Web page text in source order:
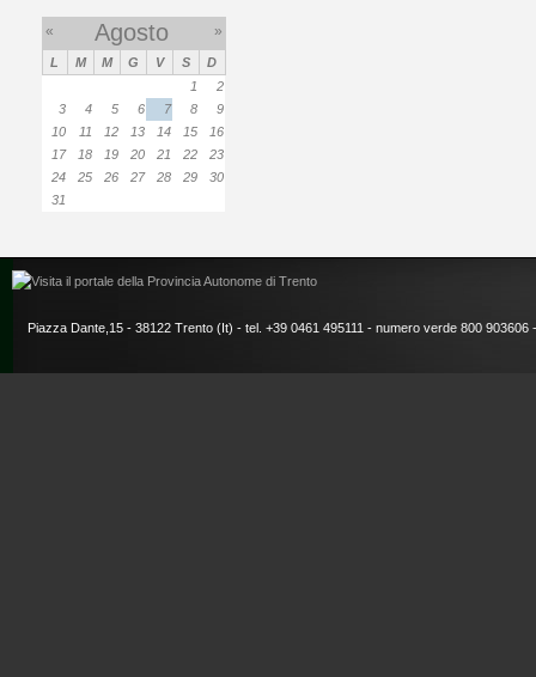
« Agosto »
L M M G V S
D
1
2
3
4 5 6 7 8
9
10
11 12 13 14 15
16
17
18 19 20 21 22
23
24
25 26 27 28 29
30
31
Piazza Dante,15 - 38122 Trento (It) - tel. +39 0461 495111 - numero verde 800 903606